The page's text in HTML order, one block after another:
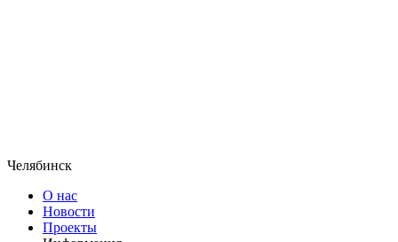
Челябинск
О нас
Новости
Проекты